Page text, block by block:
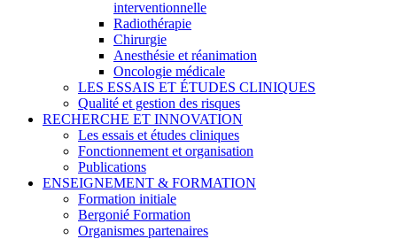
interventionnelle
Radiothérapie
Chirurgie
Anesthésie et réanimation
Oncologie médicale
LES ESSAIS ET ÉTUDES CLINIQUES
Qualité et gestion des risques
RECHERCHE ET INNOVATION
Les essais et études cliniques
Fonctionnement et organisation
Publications
ENSEIGNEMENT & FORMATION
Formation initiale
Bergonié Formation
Organismes partenaires